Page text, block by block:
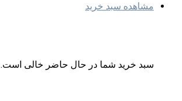
مشاهده سبد خرید
سبد خرید شما در حال حاضر خالی است.